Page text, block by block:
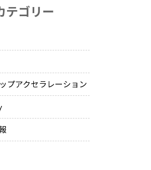
テゴリー
プアクセラレーション